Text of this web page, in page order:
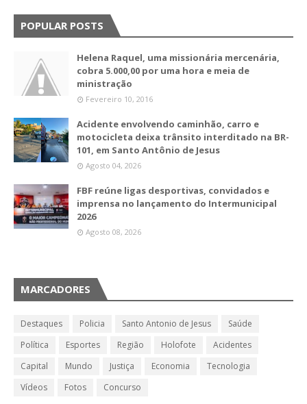
POPULAR POSTS
Helena Raquel, uma missionária mercenária,
cobra 5.000,00 por uma hora e meia de
ministração
Fevereiro 10, 2016
Acidente envolvendo caminhão, carro e
motocicleta deixa trânsito interditado na BR-
101, em Santo Antônio de Jesus
Agosto 04, 2026
FBF reúne ligas desportivas, convidados e
imprensa no lançamento do Intermunicipal
2026
Agosto 08, 2026
MARCADORES
Destaques Policia Santo Antonio de Jesus
Saúde
Política
Esportes Região Holofote
Acidentes
Capital
Mundo Justiça Economia
Tecnologia
Vídeos
Fotos Concurso